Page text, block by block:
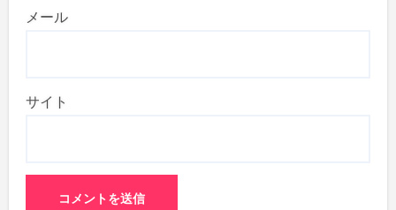
メール
サイト